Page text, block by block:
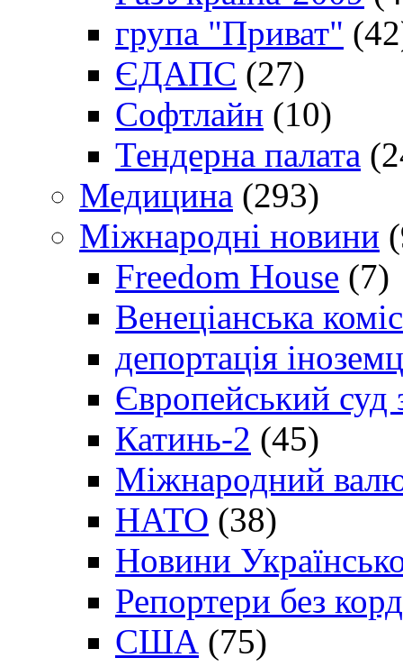
група "Приват"
ЄДАПС (27)
Софтлайн (10)
Тендерна палата
Медицина (293)
Міжнародні новини
Freedom House (7)
Венеціанська
депортація
Європейський
Катинь-2 (45)
Міжнародний
НАТО (38)
Новини
Репортери без
США (75)